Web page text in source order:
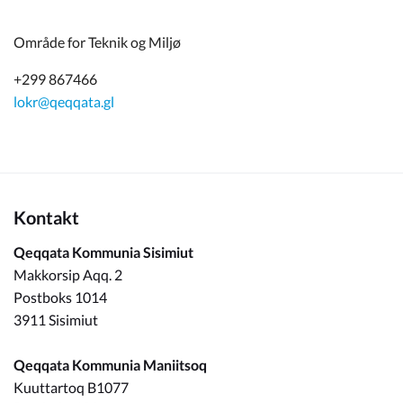
Område for Teknik og Miljø
+299 867466
lokr@qeqqata.gl
Kontakt
Qeqqata Kommunia Sisimiut
Makkorsip Aqq. 2
Postboks 1014
3911 Sisimiut
Qeqqata Kommunia Maniitsoq
Kuuttartoq B1077